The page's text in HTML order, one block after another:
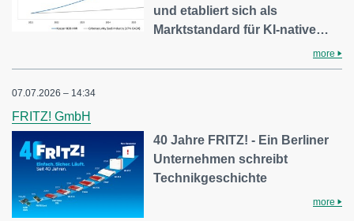
und etabliert sich als
Marktstandard für KI-native…
more
07.07.2026 – 14:34
FRITZ! GmbH
40 Jahre FRITZ! - Ein Berliner
Unternehmen schreibt
Technikgeschichte
more